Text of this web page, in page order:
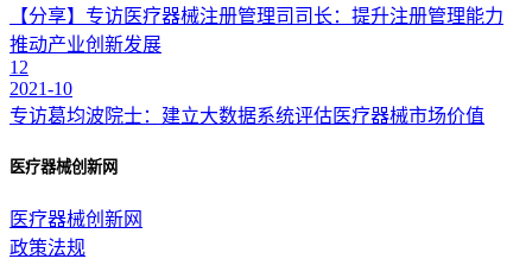
【分享】专访医疗器械注册管理司司长：提升注册管理能力
推动产业创新发展
12
2021-10
专访葛均波院士：建立大数据系统评估医疗器械市场价值
医疗器械创新网
医疗器械创新网
政策法规